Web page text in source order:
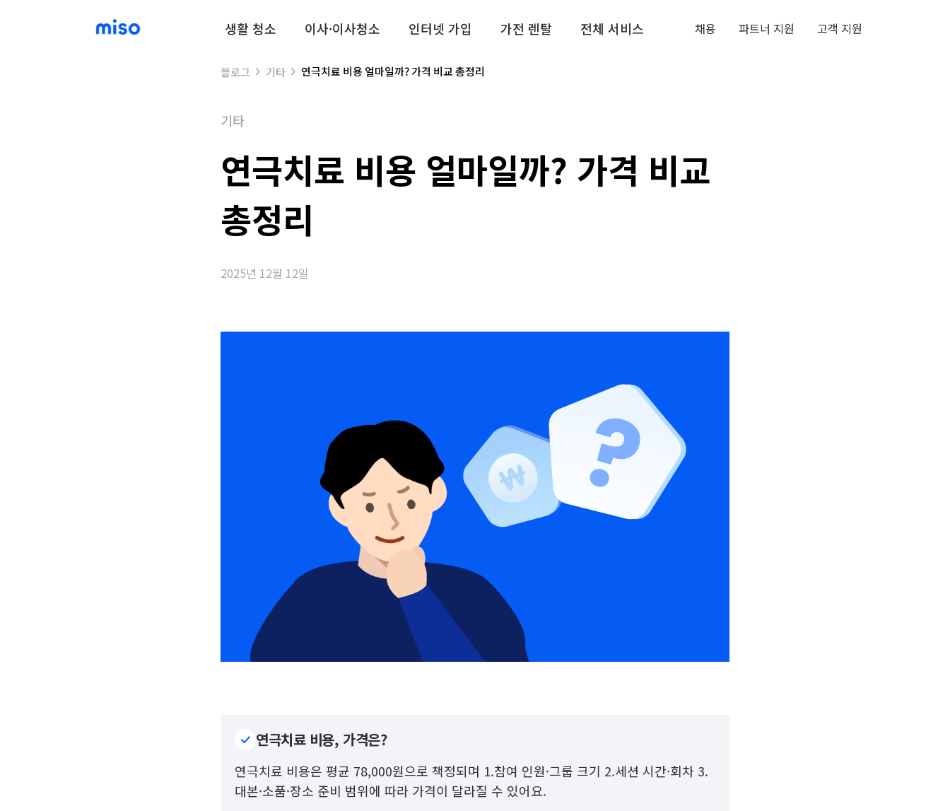
생활 청소 이사·이사청소 인터넷 가입 가전 렌탈 전체 서비스 채용 파트너 지원 고객 지원
블로그 기타 연극치료 비용 얼마일까? 가격 비교 총정리
기타
연극치료 비용 얼마일까? 가격 비교
총정리
2025년 12월 12일
연극치료 비용, 가격은?
연극치료 비용은 평균 78,000원으로 책정되며 1.참여 인원·그룹 크기 2.세션 시간·회차 3.
대본·소품·장소 준비 범위에 따라 가격이 달라질 수 있어요.